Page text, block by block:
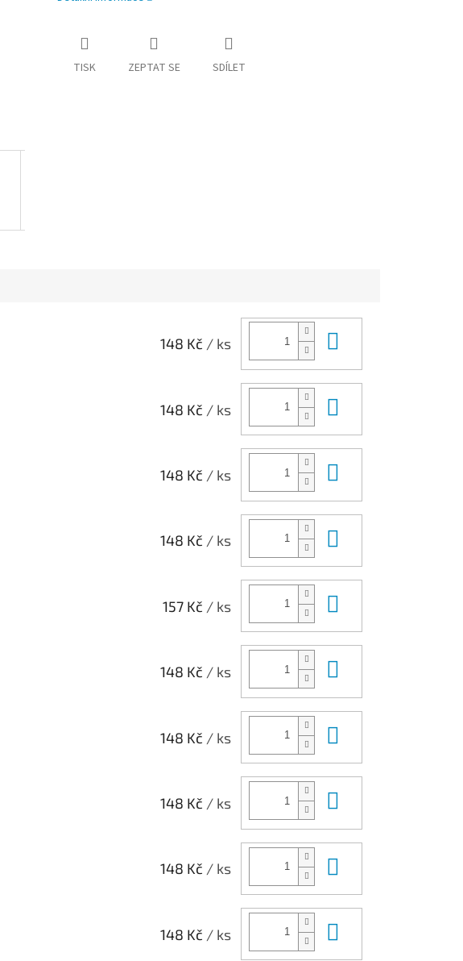
TISK ZEPTAT SE SDÍLET
148 Kč / ks
148 Kč / ks
148 Kč / ks
148 Kč / ks
157 Kč / ks
148 Kč / ks
148 Kč / ks
148 Kč / ks
148 Kč / ks
148 Kč / ks